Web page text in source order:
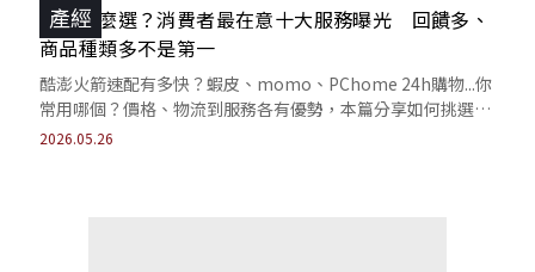
產經
電商怎麼選？消費者最在意十大服務曝光 回饋多、
商品種類多不是第一
酷澎火箭速配有多快？蝦皮、momo、PChome 24h購物...你
常用哪個？價格、物流到服務各有優勢，本篇分享如何挑選最
符合你需求的選擇。
2026.05.26